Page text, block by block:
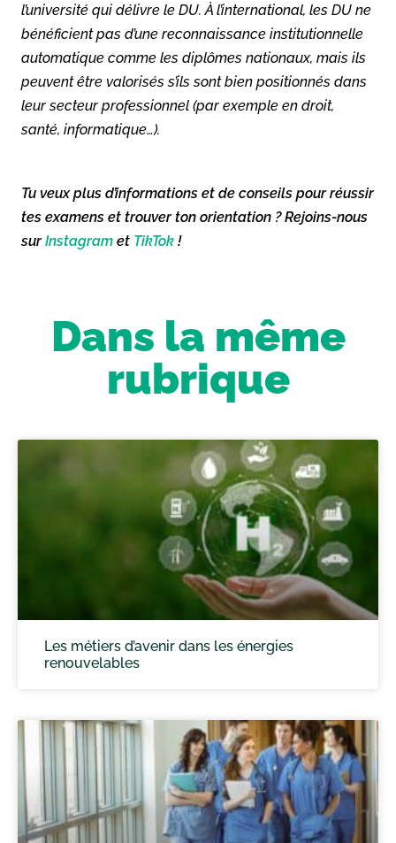
l’université qui délivre le DU. À l’international, les DU ne
bénéficient pas d’une reconnaissance institutionnelle
automatique comme les diplômes nationaux, mais ils
peuvent être valorisés s’ils sont bien positionnés dans
leur secteur professionnel (par exemple en droit,
santé, informatique…).
Tu veux plus d’informations et de conseils pour réussir
tes examens et trouver ton orientation ? Rejoins-nous
surInstagram et TikTok !
Dans la même
rubrique
Les métiers d’avenir dans les énergies
renouvelables